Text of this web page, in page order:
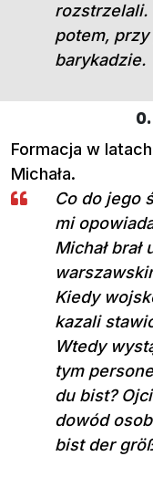
rozstrzelali.
potem,
barykadzie.
Formacja w
Michała.
Co do jego
mi
Michał brał
Kiedy
kazali
Wtedy
tym
du bist?
dowód
bist der